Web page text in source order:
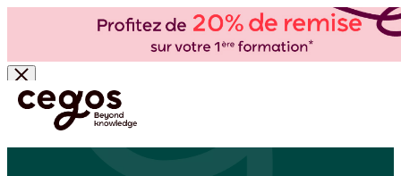
Skip to main content
Vous êtes ici : Accueil >Cegos, organisme de formation à Paris et en régions
Fondamentaux et métiers des achats